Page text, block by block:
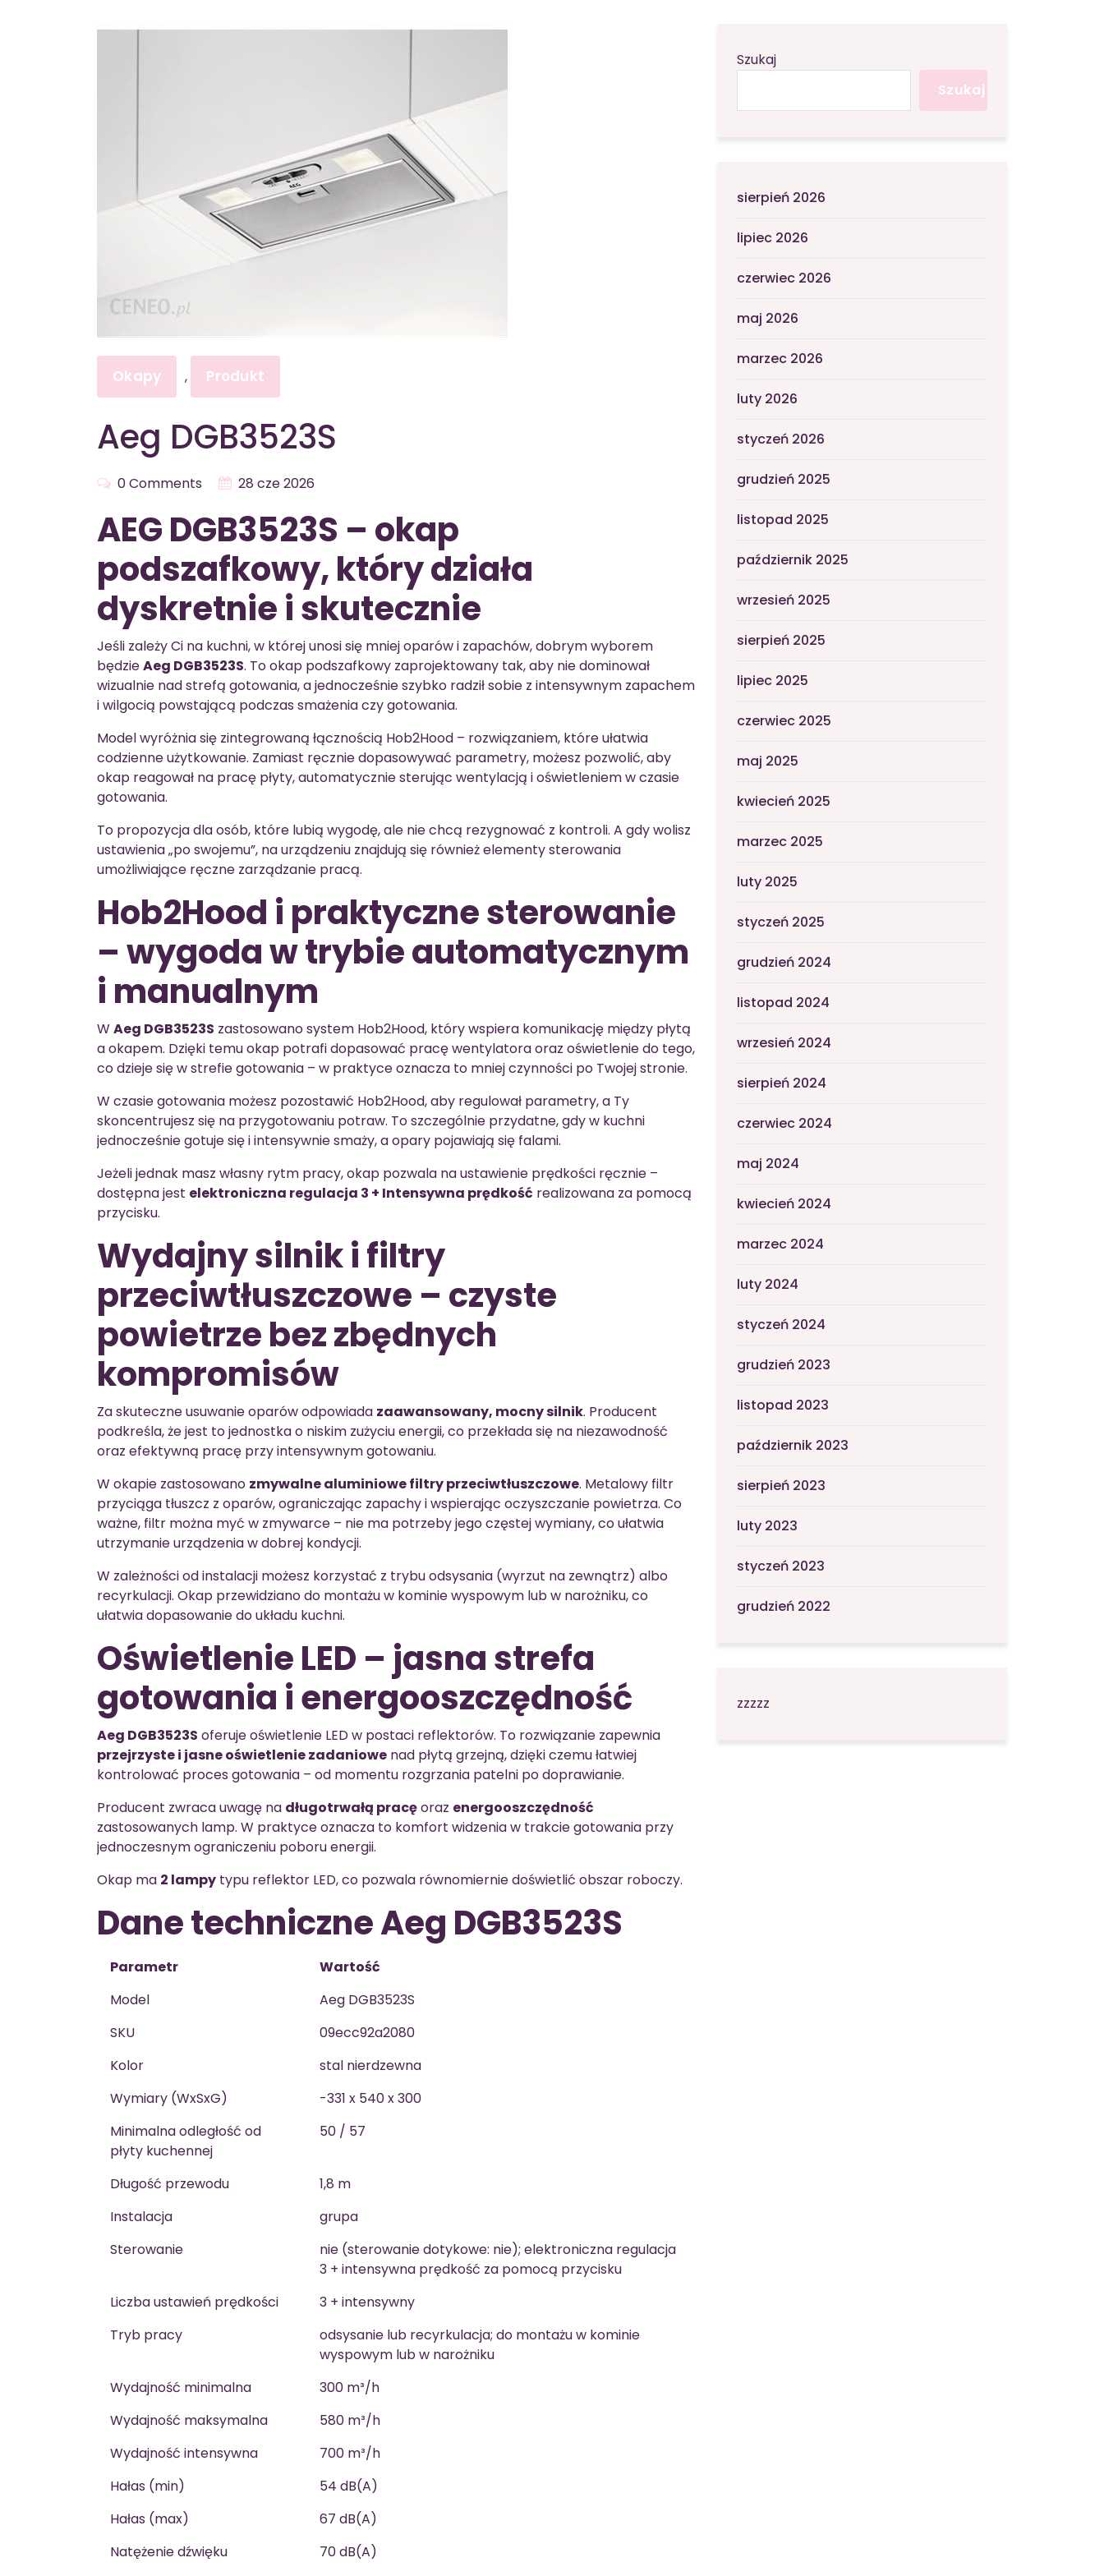
Okapy , Produkt
Aeg DGB3523S
0 Comments 28 cze 2026
AEG DGB3523S – okap
podszafkowy, który działa
dyskretnie i skutecznie
Jeśli zależy Ci na kuchni, w której unosi się mniej oparów i zapachów, dobrym wyborem
będzieAeg DGB3523S. To okap podszafkowy zaprojektowany tak, aby nie dominował
wizualnie nad strefą gotowania, a jednocześnie szybko radził sobie z intensywnym zapachem
i wilgocią powstającą podczas smażenia czy gotowania.
Model wyróżnia się zintegrowaną łącznością Hob2Hood – rozwiązaniem, które ułatwia
codzienne użytkowanie. Zamiast ręcznie dopasowywać parametry, możesz pozwolić, aby
okap reagował na pracę płyty, automatycznie sterując wentylacją i oświetleniem w czasie
gotowania.
To propozycja dla osób, które lubią wygodę, ale nie chcą rezygnować z kontroli. A gdy wolisz
ustawienia „po swojemu”, na urządzeniu znajdują się również elementy sterowania
umożliwiające ręczne zarządzanie pracą.
Hob2Hood i praktyczne sterowanie
– wygoda w trybie automatycznym
i manualnym
W Aeg DGB3523S zastosowano system Hob2Hood, który wspiera komunikację między płytą
a okapem. Dzięki temu okap potrafi dopasować pracę wentylatora oraz oświetlenie do tego,
co dzieje się w strefie gotowania – w praktyce oznacza to mniej czynności po Twojej stronie.
W czasie gotowania możesz pozostawić Hob2Hood, aby regulował parametry, a Ty
skoncentrujesz się na przygotowaniu potraw. To szczególnie przydatne, gdy w kuchni
jednocześnie gotuje się i intensywnie smaży, a opary pojawiają się falami.
Jeżeli jednak masz własny rytm pracy, okap pozwala na ustawienie prędkości ręcznie –
dostępna jest elektroniczna regulacja 3 + Intensywna prędkość realizowana za pomocą
przycisku.
Wydajny silnik i filtry
przeciwtłuszczowe – czyste
powietrze bez zbędnych
kompromisów
Za skuteczne usuwanie oparów odpowiada zaawansowany, mocny silnik. Producent
podkreśla, że jest to jednostka o niskim zużyciu energii, co przekłada się na niezawodność
oraz efektywną pracę przy intensywnym gotowaniu.
W okapie zastosowano zmywalne aluminiowe filtry przeciwtłuszczowe. Metalowy filtr
przyciąga tłuszcz z oparów, ograniczając zapachy i wspierając oczyszczanie powietrza. Co
ważne, filtr można myć w zmywarce – nie ma potrzeby jego częstej wymiany, co ułatwia
utrzymanie urządzenia w dobrej kondycji.
W zależności od instalacji możesz korzystać z trybu odsysania (wyrzut na zewnątrz) albo
recyrkulacji. Okap przewidziano do montażu w kominie wyspowym lub w narożniku, co
ułatwia dopasowanie do układu kuchni.
Oświetlenie LED – jasna strefa
gotowania i energooszczędność
Aeg DGB3523S oferuje oświetlenie LED w postaci reflektorów. To rozwiązanie zapewnia
przejrzyste i jasne oświetlenie zadaniowe nad płytą grzejną, dzięki czemu łatwiej
kontrolować proces gotowania – od momentu rozgrzania patelni po doprawianie.
Producent zwraca uwagę na długotrwałą pracęoraz energooszczędność
zastosowanych lamp. W praktyce oznacza to komfort widzenia w trakcie gotowania przy
jednoczesnym ograniczeniu poboru energii.
Okap ma 2 lampy typu reflektor LED, co pozwala równomiernie doświetlić obszar roboczy.
Dane techniczne Aeg DGB3523S
Parametr
Wartość
Model
Aeg DGB3523S
SKU
09ecc92a2080
Kolor
stal nierdzewna
Wymiary (WxSxG)
-331 x 540 x 300
Minimalna odległość od
płyty kuchennej
50 / 57
Długość przewodu
1,8 m
Instalacja
grupa
Sterowanie
nie (sterowanie dotykowe: nie); elektroniczna regulacja
3 + intensywna prędkość za pomocą przycisku
Liczba ustawień prędkości
3 + intensywny
Tryb pracy
odsysanie lub recyrkulacja; do montażu w kominie
wyspowym lub w narożniku
Wydajność minimalna
300 m³/h
Wydajność maksymalna
580 m³/h
Wydajność intensywna
700 m³/h
Hałas (min)
54 dB(A)
Hałas (max)
67 dB(A)
Natężenie dźwięku
70 dB(A)
Szukaj
Szukaj
sierpień 2026
lipiec 2026
czerwiec 2026
maj 2026
marzec 2026
luty 2026
styczeń 2026
grudzień 2025
listopad 2025
październik 2025
wrzesień 2025
sierpień 2025
lipiec 2025
czerwiec 2025
maj 2025
kwiecień 2025
marzec 2025
luty 2025
styczeń 2025
grudzień 2024
listopad 2024
wrzesień 2024
sierpień 2024
czerwiec 2024
maj 2024
kwiecień 2024
marzec 2024
luty 2024
styczeń 2024
grudzień 2023
listopad 2023
październik 2023
sierpień 2023
luty 2023
styczeń 2023
grudzień 2022
zzzzz